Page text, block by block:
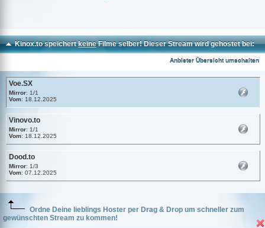
Kinox.to speichertkeineFilme selber! Dieser Stream wird gehostet bei:
Anbieter Übersicht umschalten
Voe.SX
Mirror: 1/1
Vom: 18.12.2025
Vinovo.to
Mirror: 1/1
Vom: 18.12.2025
Dood.to
Mirror: 1/3
Vom: 07.12.2025
Ordne Deine lieblings Hoster per Drag & Drop um schneller zum
gewünschten Stream zu kommen!